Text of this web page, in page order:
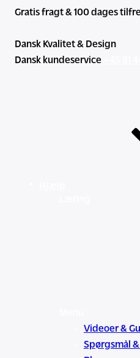
Gratis fragt & 100 dages
Dansk Kvalitet & Design
Dansk kundeservice
Videoer &
Spørgsmål